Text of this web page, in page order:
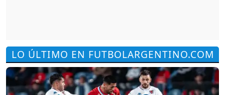
LO ÚLTIMO EN FUTBOLARGENTINO.COM